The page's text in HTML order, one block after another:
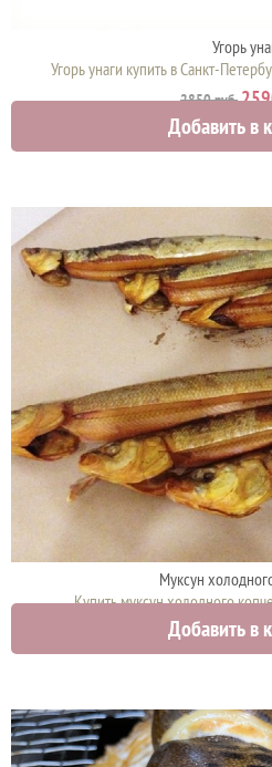
Угорь
Угорь унаги купить в Санкт-
2850 руб.
Добавить в
Муксун
Купить муксун холодного
2790
Добавить в